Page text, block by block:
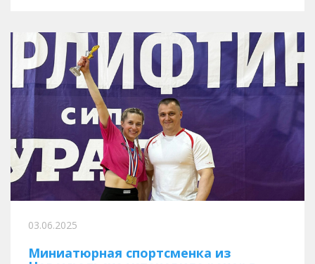
03.06.2025
Миниатюрная спортсменка из